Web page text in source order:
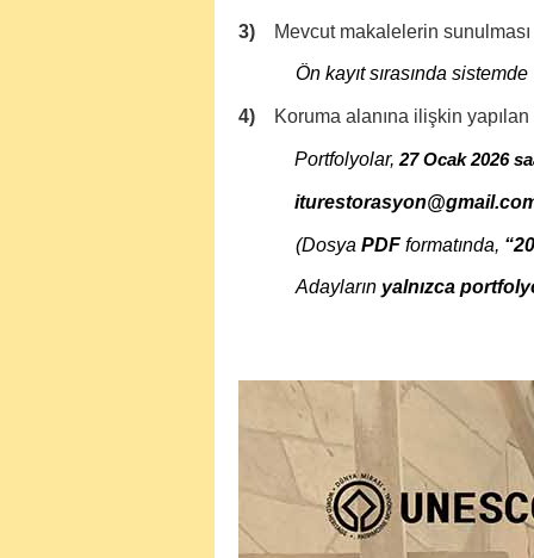
3) Mevcut makalelerin sunulması
Ön kayıt sırasında
4) Koruma alanına ilişkin
Portfolyolar, 27 Ocak 2026
(Dosya PDFformatında,
Adayların yalnızca